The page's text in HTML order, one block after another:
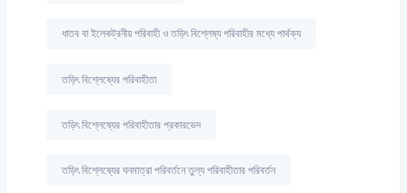
ধাতব বা ইলেকট্রনীয় পরিবাহী ও তড়িৎ বিশ্লেষ্য পরিবাহীর মধ্যে পার্থক্য
তড়িৎ বিশ্লেষ্যের পরিবাহীতা
তড়িৎ বিশ্লেষ্যের পরিবাহীতার প্রকারভেদ
তড়িৎ বিশ্লেষ্যের ঘনমাত্রা পরিবর্তনে তুল্য পরিবাহীতার পরিবর্তন